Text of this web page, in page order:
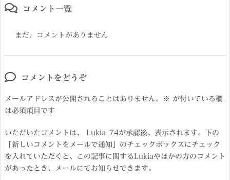
コメント一覧
まだ、コメントがありません
コメントをどうぞ
メールアドレスが公開されることはありません。 ※ が付いている欄
は必須項目です
いただいたコメントは、 Lukia_74が承認後、表示されます。下の
「新しいコメントをメールで通知」のチェックボックスにチェック
を入れていただくと、この記事に関するLukiaやほかの方のコメント
があったとき、メールにてお知らせできます。